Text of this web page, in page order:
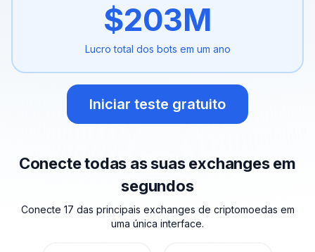
$203M
Lucro total dos bots em um ano
Iniciar teste gratuito
Conecte todas as suas exchanges em
segundos
Conecte 17 das principais exchanges de criptomoedas em
uma única interface.